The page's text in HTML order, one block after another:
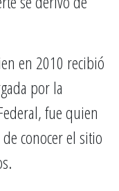
en 2010 recibió
por la
fue quien
conocer el sitio